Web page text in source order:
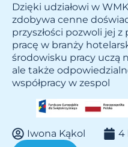
Dzięki udziałowi w
zdobywa cenne
przyszłości pozwoli jej
pracę w branży
środowisku pracy uczą
ale także
współpracy w zespol
Iwona Kąkol
4